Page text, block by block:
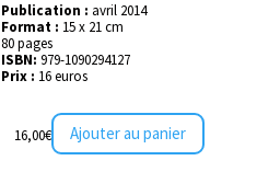
Publication : avril 2014
Format : 15 x 21 cm
80 pages
ISBN: 979-1090294127
Prix : 16 euros
16,00€ Ajouter au panier